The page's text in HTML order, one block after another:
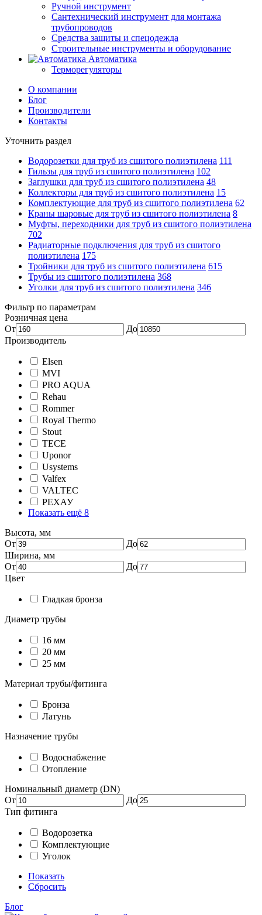
Ручной инструмент
Сантехнический инструмент для монтажа
трубопроводов
Средства защиты и спецодежда
Строительные инструменты и оборудование
Автоматика
Терморегуляторы
О компании
Блог
Производители
Контакты
Уточнить раздел
Водорозетки для труб из сшитого полиэтилена 111
Гильзы для труб из сшитого полиэтилена 102
Заглушки для труб из сшитого полиэтилена 48
Коллекторы для труб из сшитого полиэтилена 15
Комплектующие для труб из сшитого полиэтилена 62
Краны шаровые для труб из сшитого полиэтилена 8
Муфты, переходники для труб из сшитого полиэтилена
702
Радиаторные подключения для труб из сшитого
полиэтилена 175
Тройники для труб из сшитого полиэтилена 615
Трубы из сшитого полиэтилена 368
Уголки для труб из сшитого полиэтилена 346
Фильтр по параметрам
Розничная цена
От
До
Производитель
Elsen
MVI
PRO AQUA
Rehau
Rommer
Royal Thermo
Stout
TECE
Uponor
Usystems
Valfex
VALTEC
РЕХАУ
Показать ещё 8
Высота, мм
От
До
Ширина, мм
От
До
Цвет
Гладкая бронза
Диаметр трубы
16 мм
20 мм
25 мм
Материал трубы/фитинга
Бронза
Латунь
Назначение трубы
Водоснабжение
Отопление
Номинальный диаметр (DN)
От
До
Тип фитинга
Водорозетка
Комплектующие
Уголок
Показать
Сбросить
Блог